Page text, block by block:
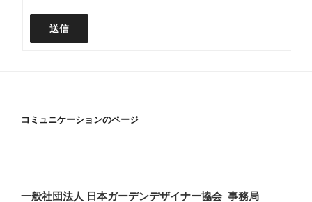
送信
コミュニケーションのページ
一般社団法人 日本ガーデンデザイナー協会 事務局